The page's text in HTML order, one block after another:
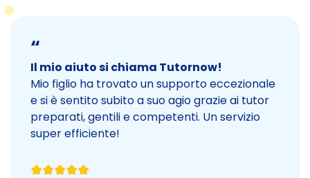
“
Il mio aiuto si chiama Tutornow!
Mio figlio ha trovato un supporto eccezionale
e si è sentito subito a suo agio grazie ai tutor
preparati, gentili e competenti. Un servizio
super efficiente!